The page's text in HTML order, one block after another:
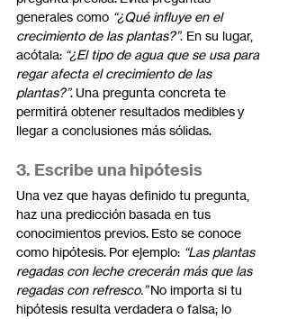
generales como “¿Qué influye en el
crecimiento de las plantas?”. En su lugar,
acótala: “¿El tipo de agua que se usa para
regar afecta el crecimiento de las
plantas?”. Una pregunta concreta te
permitirá obtener resultados medibles y
llegar a conclusiones más sólidas.
3. Escribe una hipótesis
Una vez que hayas definido tu pregunta,
haz una predicción basada en tus
conocimientos previos. Esto se conoce
como hipótesis. Por ejemplo: “Las plantas
regadas con leche crecerán más que las
regadas con refresco.” No importa si tu
hipótesis resulta verdadera o falsa; lo